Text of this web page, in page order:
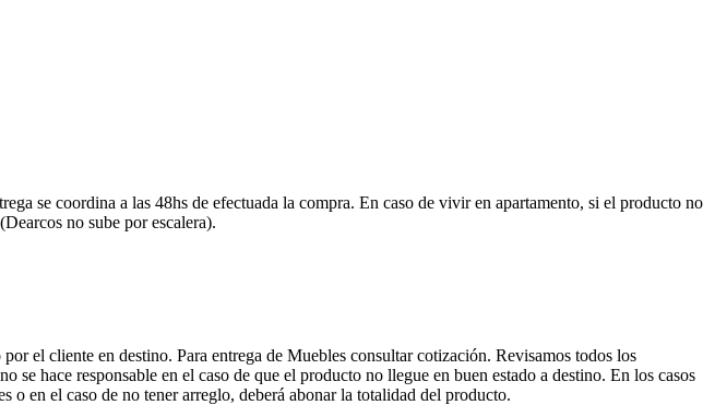
se coordina a las 48hs de efectuada la compra. En caso de vivir en apartamento, si el producto no
no sube por escalera).
el cliente en destino. Para entrega de Muebles consultar cotización. Revisamos todos los
se hace responsable en el caso de que el producto no llegue en buen estado a destino. En los casos
o en el caso de no tener arreglo, deberá abonar la totalidad del producto.